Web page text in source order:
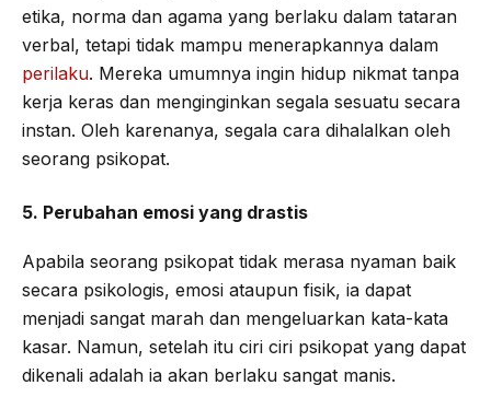
etika, norma dan agama yang berlaku dalam tataran
verbal, tetapi tidak mampu menerapkannya dalam
perilaku. Mereka umumnya ingin hidup nikmat tanpa
kerja keras dan menginginkan segala sesuatu secara
instan. Oleh karenanya, segala cara dihalalkan oleh
seorang psikopat.
5. Perubahan emosi yang drastis
Apabila seorang psikopat tidak merasa nyaman baik
secara psikologis, emosi ataupun fisik, ia dapat
menjadi sangat marah dan mengeluarkan kata-kata
kasar. Namun, setelah itu ciri ciri psikopat yang dapat
dikenali adalah ia akan berlaku sangat manis.